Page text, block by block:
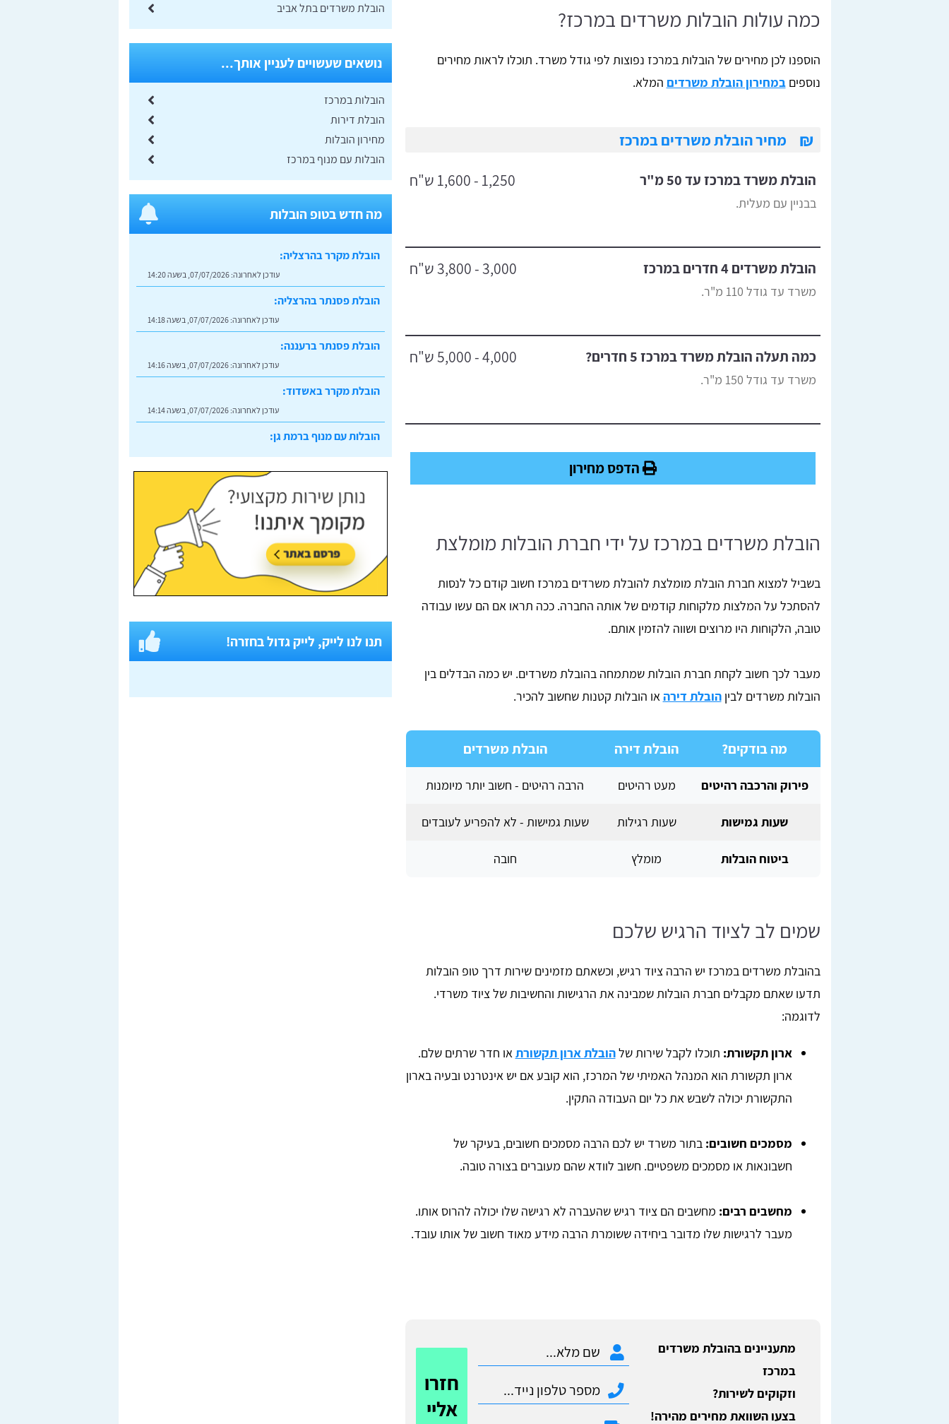
כמה עולות הובלות משרדים במרכז?
הוספנו לכן מחירים של הובלות במרכז נפוצות לפי גודל משרד. תוכלו לראות מחירים
נוספיםבמחירון הובלת משרדים המלא.
₪ מחיר הובלת משרדים במרכז
הובלת משרד במרכז עד 50 מ"ר
בבניין עם מעלית.
1,250 - 1,600 ש"ח
הובלת משרדים 4 חדרים במרכז
משרד עד גודל 110 מ"ר.
3,000 - 3,800 ש"ח
כמה תעלה הובלת משרד במרכז 5 חדרים?
משרד עד גודל 150 מ"ר.
4,000 - 5,000 ש"ח
הדפס מחירון
הובלת משרדים במרכז על ידי חברת הובלות מומלצת
בשביל למצוא חברת הובלת מומלצת להובלת משרדים במרכז חשוב קודם כל לנסות
להסתכל על המלצות מלקוחות קודמים של אותה החברה. ככה תראו אם הם עשו עבודה
טובה, הלקוחות היו מרוצים ושווה להזמין אותם.
מעבר לכך חשוב לקחת חברת הובלות שמתמחה בהובלת משרדים. יש כמה הבדלים בין
הובלות משרדים לביןהובלת דירהאו הובלות קטנות שחשוב להכיר.
מה בודקים? הובלת דירה הובלת משרדים
פירוק והרכבה רהיטים מעט רהיטים הרבה רהיטים - חשוב יותר מיומנות
שעות גמישות שעות רגילות שעות גמישות - לא להפריע לעובדים
ביטוח הובלות מומלץ חובה
שמים לב לציוד הרגיש שלכם
בהובלת משרדים במרכז יש הרבה ציוד רגיש, וכשאתם מזמינים שירות דרך טופ הובלות
תדעו שאתם מקבלים חברת הובלות שמבינה את הרגישות והחשיבות של ציוד משרדי.
לדוגמה:
ארון תקשורת: תוכלו לקבל שירות שלהובלת ארון תקשורתאו חדר שרתים שלם.
ארון תקשורת הוא המנהל האמיתי של המרכז, הוא קובע אם יש אינטרנט ובעיה בארון
התקשורת יכולה לשבש את כל יום העבודה התקין.
מסמכים חשובים:בתור משרד יש לכם הרבה מסמכים חשובים, בעיקר של
חשבונאות או מסמכים משפטיים. חשוב לוודא שהם מעוברים בצורה טובה.
מחשבים רבים: מחשבים הם ציוד רגיש שהעברה לא רגישה שלו יכולה להרוס אותו.
מעבר לרגישות שלו מדובר ביחידה ששומרת הרבה מידע מאוד חשוב של אותו עובד.
מתעניינים בהובלת משרדים
במרכז
וזקוקים לשירות?
בצעו השוואת מחירים מהירה!
חזרו
אליי
הובלת משרדים בתל אביב
נושאים שעשויים לעניין אותך...
הובלות במרכז
הובלת דירות
מחירון הובלות
הובלות עם מנוף במרכז
מה חדש בטופ הובלות
הובלת מקרר בהרצליה:
עודכן לאחרונה:07/07/2026, בשעה 14:20
הובלת פסנתר בהרצליה:
עודכן לאחרונה:07/07/2026, בשעה 14:18
הובלת פסנתר ברעננה:
עודכן לאחרונה:07/07/2026, בשעה 14:16
הובלת מקרר באשדוד:
עודכן לאחרונה:07/07/2026, בשעה 14:14
הובלות עם מנוף ברמת גן:
עודכן לאחרונה:07/07/2026, בשעה 14:23
תנו לנו לייק, לייק גדול בחזרה!